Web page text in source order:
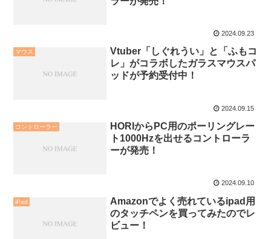
2024.09.23
マウス
Vtuber「しぐれうい」と「ふもコ
レ」がコラボしたガラスマウスパ
ッドが予約受付中！
2024.09.15
コントローラー
HORIからPC用のポーリングレー
ト1000Hzを出せるコントローラ
ーが発売！
2024.09.10
iPad
Amazonでよく売れているipad用
のタッチペンを買ってみたのでレ
ビュー！